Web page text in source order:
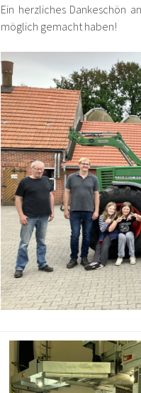
Ein herzliches Dankeschön
möglich gemacht haben!